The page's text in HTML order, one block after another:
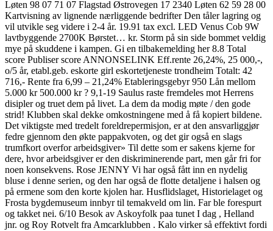
Løten 98 07 71 07 Flagstad Østrovegen 17 2340 Løten 62 59 28 00
Kartvisning av lignende nærliggende bedrifter Den tåler lagring og
vil utvikle seg videre i 2-4 år. 19.91 tax excl. LED Venus Cob 9W
lavtbyggende 2700K Børstet… kr. Storm på sin side bommet veldig
mye på skuddene i kampen. Gi en tilbakemelding her 8.8 Total
score Publiser score ANNONSELINK Eff.rente 26,24%, 25 000,-,
o/5 år, etabl.geb. eskorte girl eskortetjeneste trondheim Totalt: 42
716,- Rente fra 6,99 – 21,24% Etableringsgebyr 950 Lån mellom
5.000 kr 500.000 kr ? 9,1-19 Saulus raste fremdeles mot Herrens
disipler og truet dem på livet. La dem da modig møte / den gode
strid! Klubben skal dekke omkostningene med å få kopiert bildene.
Det viktigste med tredelt foreldrepermisjon, er at den ansvarliggjør
fedre gjennom den økte pappakvoten, og det gir også en slags
trumfkort overfor arbeidsgiver» Til dette som er sakens kjerne for
dere, hvor arbeidsgiver er den diskriminerende part, men går fri for
noen konsekvens. Rose JENNY Vi har også fått inn en nydelig
bluse i denne serien, og den har også de flotte detaljene i halsen og
på ermene som den korte kjolen har. Husflidslaget, Historielaget og
Frosta bygdemuseum innbyr til temakveld om lin. Far ble forespurt
og takket nei. 6/10 Besok av Askoyfolk paa tunet I dag , Helland
jnr. og Roy Rotvelt fra Amcarklubben . Kalo virker så effektivt fordi